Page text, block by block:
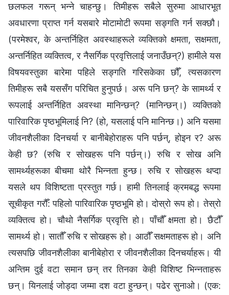
छलफल गरून् भन्‍ने चाहन्छु। तिमीहरू सबैले सुरुमा आधारभूत
अवधारणा प्राप्त गर्न यसबारे मोटामोटी रूपमा सङ्गति गर्न सक्छौ।
(परमेश्‍वर, के अन्तर्निहित अवस्थाहरूले व्यक्तिको क्षमता, सक्षमता,
अन्तर्निहित व्यक्तित्व, र नैसर्गिक प्रवृत्तिलाई जनाउँछन्?) हामीले यस
विषयवस्तुका बारेमा पहिले सङ्गति गरिसकेका छौँ, त्यसकारण
तिमीहरू सबै यससँग परिचित हुनुपर्छ। अरू पनि छन्? के सामर्थ्य र
रूपलाई अन्तर्निहित अवस्था मानिन्छन्? (मानिन्छन्।) व्यक्तिको
पारिवारिक पृष्ठभूमिलाई नि? (हो, यसलाई पनि मानिन्छ।) अनि यसमा
जीवनशैलीका दिनचर्या र बानीबेहोराहरू पनि पर्छन्, होइन र? अरू
केही छ? (रुचि र सोखहरू पनि पर्छन्।) रुचि र सोख अनि
सामर्थ्यहरूका बीचमा थोरै भिन्‍नता हुन्छ। रुचि र सोखहरू थप्दा
यसले थप विशिष्टता प्रस्तुत गर्छ। हामी तिनलाई क्रमबद्ध रूपमा
सूचीकृत गरौँ: पहिलो पारिवारिक पृष्ठभूमि हो। दोस्रो रूप हो। तेस्रो
व्यक्तित्व हो। चौथो नैसर्गिक प्रवृत्ति हो। पाँचौँ क्षमता हो। छैटौँ
सामर्थ्य हो। सातौँ रुचि र सोखहरू हो। आठौँ सक्षमताहरू हो। अनि
त्यसपछि जीवनशैलीका बानीबेहोरा र जीवनशैलीका दिनचर्याहरू। यी
अन्तिम दुई वटा समान छन् तर तिनका केही विशिष्ट भिन्‍नताहरू
छन्। यिनलाई जोड्दा जम्‍मा दश वटा हुन्छन्। पढेर सुनाओ। (एक: